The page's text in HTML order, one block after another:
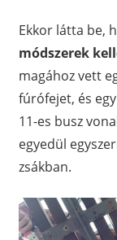
Ekkor látta be,
módszerek
magához vett
fúrófejet, és
11-es busz
egyedül
zsákban.